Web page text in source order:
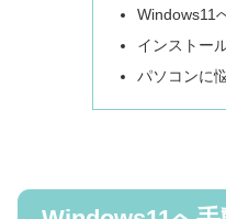
Windows11
インストー
パソコンに